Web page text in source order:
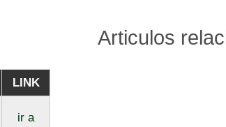
LINK
ir a
Articulos